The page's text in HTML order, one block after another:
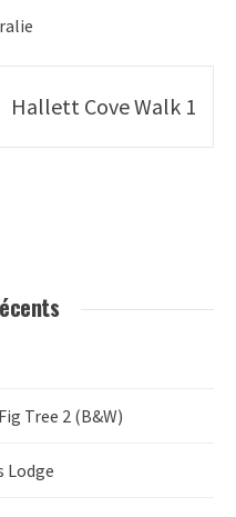
Hallett Cove Walk 1
Tree 2 (B&W)
Lodge